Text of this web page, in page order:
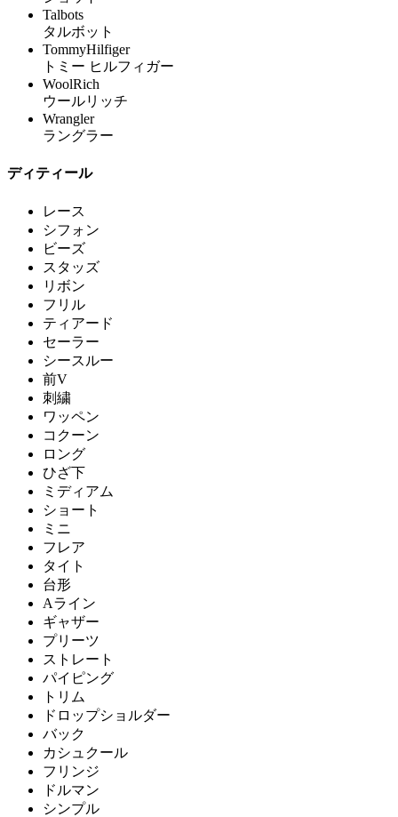
Talbots
タルボット
TommyHilfiger
トミー ヒルフィガー
WoolRich
ウールリッチ
Wrangler
ラングラー
ディティール
レース
シフォン
ビーズ
スタッズ
リボン
フリル
ティアード
セーラー
シースルー
前V
刺繍
ワッペン
コクーン
ロング
ひざ下
ミディアム
ショート
ミニ
フレア
タイト
台形
Aライン
ギャザー
プリーツ
ストレート
パイピング
トリム
ドロップショルダー
バック
カシュクール
フリンジ
ドルマン
シンプル